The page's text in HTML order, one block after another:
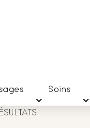
Soins